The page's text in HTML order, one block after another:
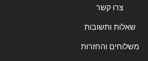
צרו קשר
שאלות ותשובות
משלוחים והחזרות